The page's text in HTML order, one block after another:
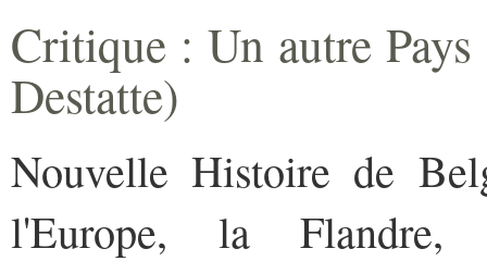
Critique : Un autre
Destatte)
Nouvelle Histoire de
l'Europe, la